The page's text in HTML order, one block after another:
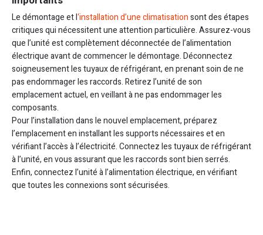
Le démontage et l‘installation d’une climatisationsont des étapes
critiques qui nécessitent une attention particulière. Assurez-vous
que l’unité est complètement déconnectée de l’alimentation
électrique avant de commencer le démontage. Déconnectez
soigneusement les tuyaux de réfrigérant, en prenant soin de ne
pas endommager les raccords. Retirez l’unité de son
emplacement actuel, en veillant à ne pas endommager les
composants.
Pour l’installation dans le nouvel emplacement, préparez
l’emplacement en installant les supports nécessaires et en
vérifiant l’accès à l’électricité. Connectez les tuyaux de réfrigérant
à l’unité, en vous assurant que les raccords sont bien serrés.
Enfin, connectez l’unité à l’alimentation électrique, en vérifiant
que toutes les connexions sont sécurisées.